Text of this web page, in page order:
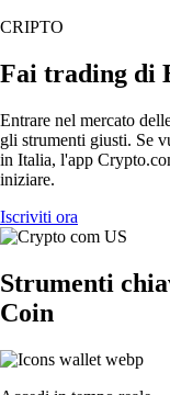
CRIPTO
Fai trading di
Entrare nel mercato
gli strumenti giusti. Se
in Italia, l'app
iniziare.
Iscriviti ora
Strumenti
Coin